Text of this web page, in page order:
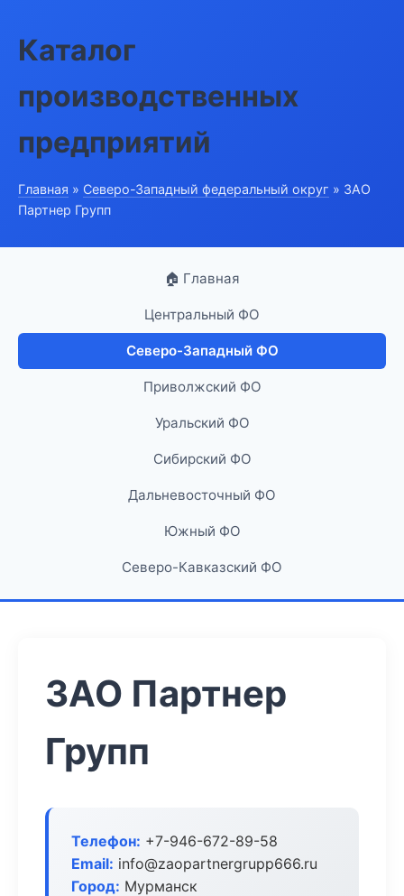
Каталог
производственных
предприятий
Главная » Северо-Западный федеральный округ » ЗАО
Партнер Групп
🏠 Главная
Центральный ФО
Северо-Западный ФО
Приволжский ФО
Уральский ФО
Сибирский ФО
Дальневосточный ФО
Южный ФО
Северо-Кавказский ФО
ЗАО Партнер
Групп
Телефон: +7-946-672-89-58
Email: info@zaopartnergrupp666.ru
Город: Мурманск